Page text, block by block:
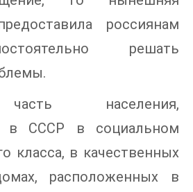
россиянам
решать
населения,
в СССР в социальном
класса, в качественных
расположенных в